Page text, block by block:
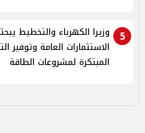
5
وزيرا الكهرباء والتخطيط
الاستثمارات العامة وتوفير
المبتكرة لمشروعات الطاقة